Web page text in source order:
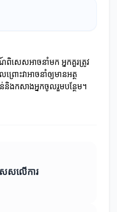
ពិសេសអាចនាំមក អ្នកគួរត្រូវ
ោះវាអាចនាំឲ្យមានអត្ថ
ងកសាងអ្នកចូលរួមបន្ថែម។
េសលើការ